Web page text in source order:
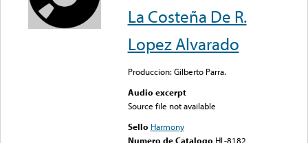
La Costeña De R.
Lopez Alvarado
Produccion: Gilberto Parra.
Audio excerpt
Source file not available
Sello Harmony
Numero de Catalogo HL-8182